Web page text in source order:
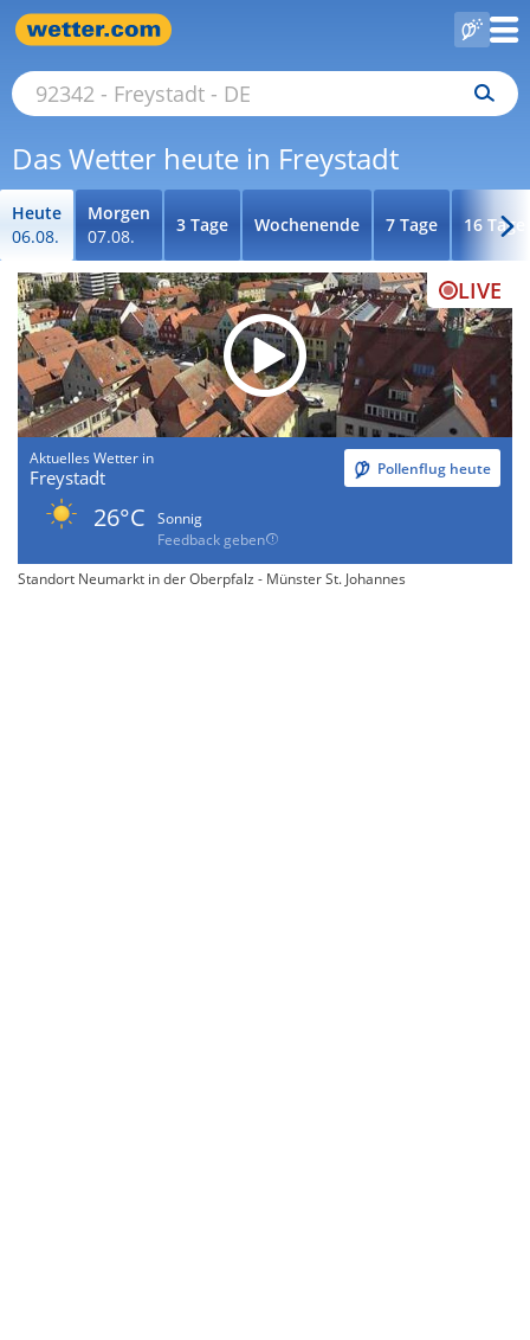
Das Wetter heute in Freystadt
Heute
06.08.
Morgen
07.08.
3 Tage Wochenende 7 Tage 16 Tage
LIVE
Aktuelles Wetter in
Freystadt Pollenflug heute
26°C
Sonnig
Feedback geben
Standort Neumarkt in der Oberpfalz - Münster St. Johannes